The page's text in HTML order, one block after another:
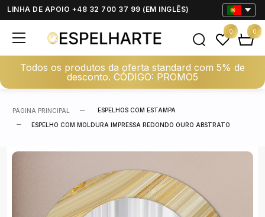
LINHA DE APOIO +48 32 700 37 99 (EM INGLÊS)
Todos os produtos da oferta standard com 5% de
desconto. CÓDIGO: PROMO5
0 0
PÁGINA PRINCIPAL ESPELHOS COM ESTAMPA
ESPELHO COM MOLDURA IMPRESSA REDONDO OURO ABSTRATO